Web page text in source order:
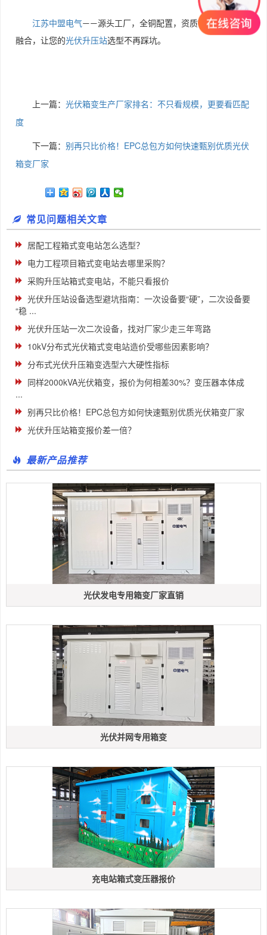
江苏中盟电气——源头工厂，全铜配置，资质齐全，一二次
融合，让您的光伏升压站选型不再踩坑。
上一篇： 光伏箱变生产厂家排名：不只看规模，更要看匹配
度
下一篇： 别再只比价格！EPC总包方如何快速甄别优质光伏
箱变厂家
常见问题相关文章
居配工程箱式变电站怎么选型？
电力工程项目箱式变电站去哪里采购？
采购升压站箱式变电站，不能只看报价
光伏升压站设备选型避坑指南：一次设备要“硬”，二次设备要
“稳 ...
光伏升压站一次二次设备，找对厂家少走三年弯路
10kV分布式光伏箱式变电站造价受哪些因素影响？
分布式光伏升压箱变选型六大硬性指标
同样2000kVA光伏箱变，报价为何相差30%？变压器本体成
...
别再只比价格！EPC总包方如何快速甄别优质光伏箱变厂家
光伏升压站箱变报价差一倍？
最新产品推荐
光伏发电专用箱变厂家直销
光伏并网专用箱变
充电站箱式变压器报价